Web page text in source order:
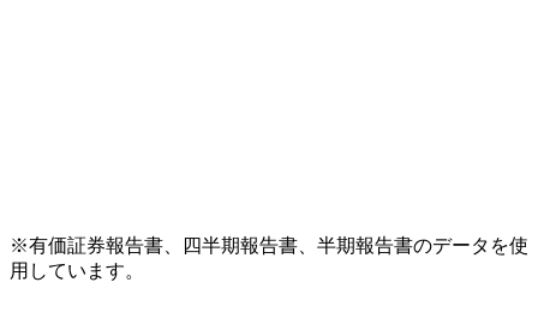
※有価証券報告書、四半期報告書、半期報告書のデータを使
用しています。